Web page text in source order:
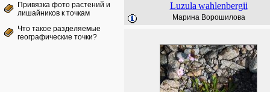
Привязка фото растений и
лишайников к точкам
Что такое разделяемые
географические точки?
Luzula wahlenbergii
Марина Ворошилова